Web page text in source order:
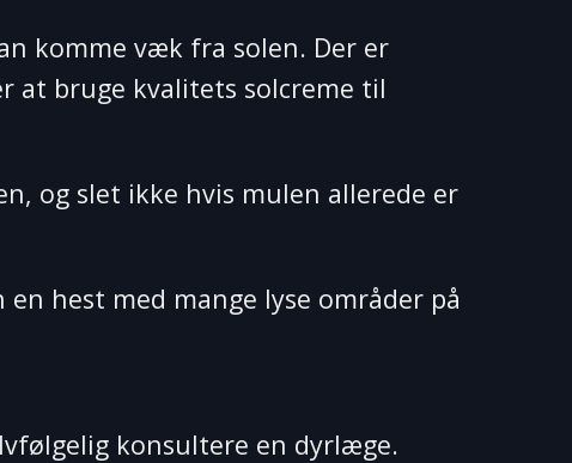
komme væk fra solen. Der er
at bruge kvalitets solcreme til
og slet ikke hvis mulen allerede er
hest med mange lyse områder på
konsultere en dyrlæge.